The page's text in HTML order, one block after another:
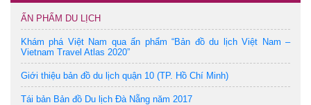
ẤN PHẨM DU LỊCH
Khám phá Việt Nam qua ấn phẩm “Bản đồ du lịch Việt Nam –
Vietnam Travel Atlas 2020”
Giới thiệu bản đồ du lịch quận 10 (TP. Hồ Chí Minh)
Tái bản Bản đồ Du lịch Đà Nẵng năm 2017